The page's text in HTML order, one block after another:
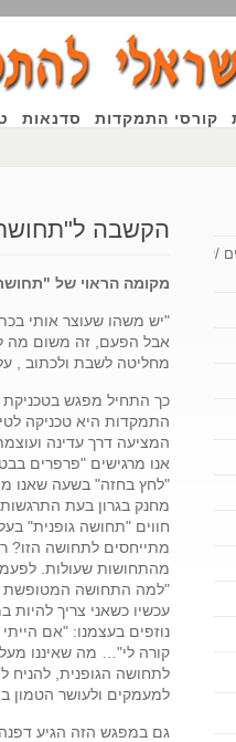
קורסי התמקדות סדנאות
הקשבה
מקומה הראוי של
"יש משהו שעוצר אותי
אבל הפעם, זה משום מה
מחליטה לשבת ולכתוב ,
כך התחיל מפגש בטכניקת
התמקדות היא טכניקה
המציעה דרך עדינה
אנו מרגישים "פרפרים
"לחץ בחזה" בשעה שאנו
מחנק בגרון בעת
חווים "תחושה גופנית"
מתייחסים לתחושה הזו?
מהתחושות שעולות.
"למה התחושה המטופשת
עכשיו כשאני צריך להיות
נוזפים בעצמנו: "אם
קורה לי"… מה שאיננו
לתחושה הגופנית, להניח
למעמקים ולעושר הטמון
גם במפגש הזה הגיע